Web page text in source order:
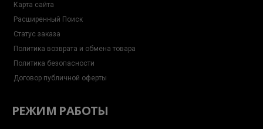
Карта сайта
Расширенный Поиск
Статус заказа
Политика возврата и обмена товара
Политика безопасности
Договор публичной оферты
РЕЖИМ РАБОТЫ